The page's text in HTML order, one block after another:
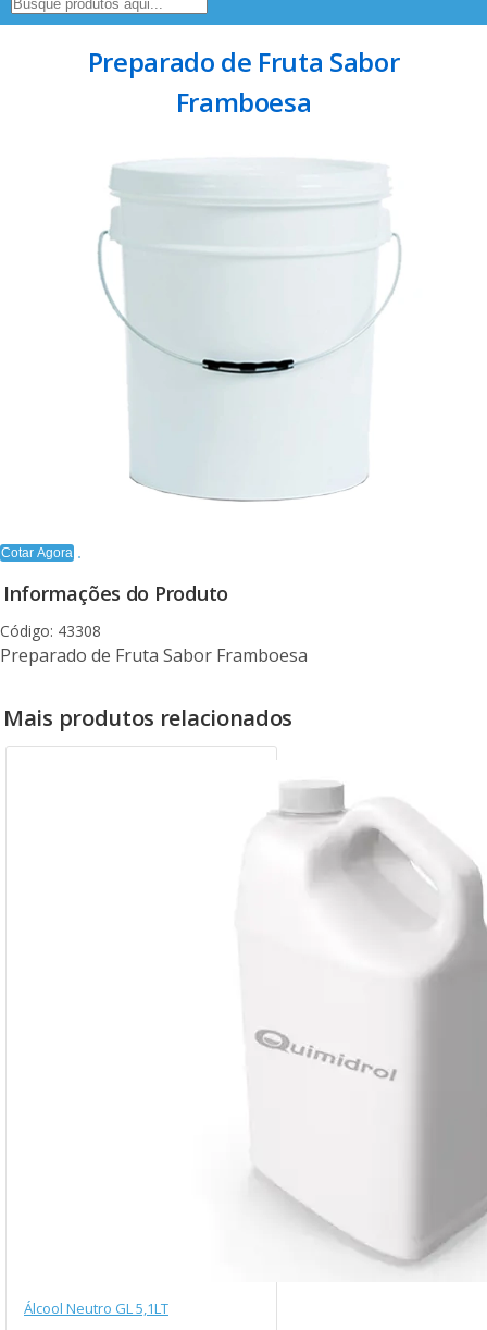
Preparado de Fruta Sabor
Framboesa
Cotar Agora
Informações do Produto
Código: 43308
Preparado de Fruta Sabor Framboesa
Mais produtos relacionados
Álcool Neutro GL 5,1LT